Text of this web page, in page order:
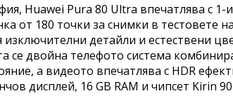
Huawei Pura 80 Ultra впечатлява с
от 180 точки за снимки в тестовете
изключителни детайли и естествени
двойна телефото система
а видеото впечатлява с HDR
дисплей, 16 GB RAM и чипсет Kirin